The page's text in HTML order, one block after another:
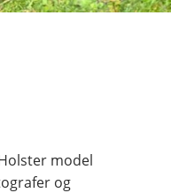
model
og